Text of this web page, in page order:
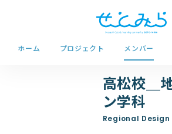
ホーム プロジェクト メンバー
高松校＿
ン学科